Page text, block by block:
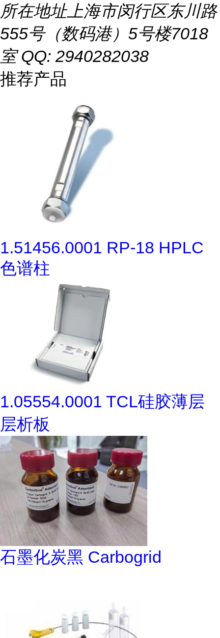
所在地址上海市闵行区东川路
555号（数码港）5号楼7018
室 QQ: 2940282038
推荐产品
1.51456.0001 RP-18 HPLC
色谱柱
1.05554.0001 TCL硅胶薄层
层析板
石墨化炭黑 Carbogrid